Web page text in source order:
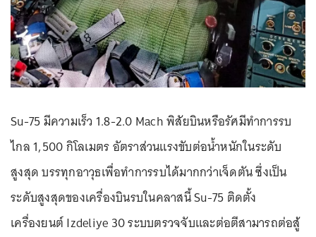
Su-75 มีความเร็ว 1.8-2.0 Mach พิสัยบินหรือรัศมีทำการรบ
ไกล 1,500 กิโลเมตร อัตราส่วนแรงขับต่อน้ำหนักในระดับ
สูงสุด บรรทุกอาวุธเพื่อทำการรบได้มากกว่าเจ็ดตัน ซึ่งเป็น
ระดับสูงสุดของเครื่องบินรบในคลาสนี้ Su-75 ติดตั้ง
เครื่องยนต์ Izdeliye 30 ระบบตรวจจับและต่อตีสามารถต่อสู้